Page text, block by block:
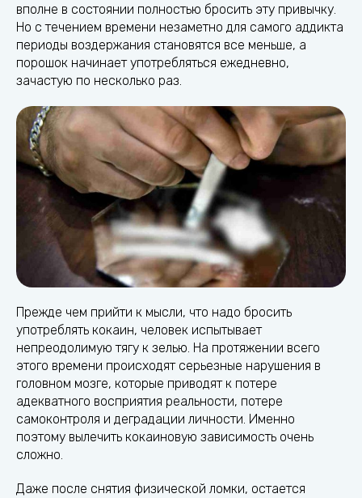
вполне в состоянии полностью бросить эту привычку.
Но с течением времени незаметно для самого аддикта
периоды воздержания становятся все меньше, а
порошок начинает употребляться ежедневно,
зачастую по несколько раз.
Прежде чем прийти к мысли, что надо бросить
употреблять кокаин, человек испытывает
непреодолимую тягу к зелью. На протяжении всего
этого времени происходят серьезные нарушения в
головном мозге, которые приводят к потере
адекватного восприятия реальности, потере
самоконтроля и деградации личности. Именно
поэтому вылечить кокаиновую зависимость очень
сложно.
Даже после снятия физической ломки, остается